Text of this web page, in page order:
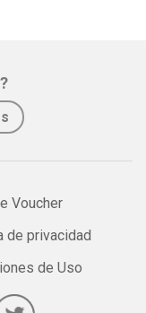
Voucher
de privacidad
de Uso